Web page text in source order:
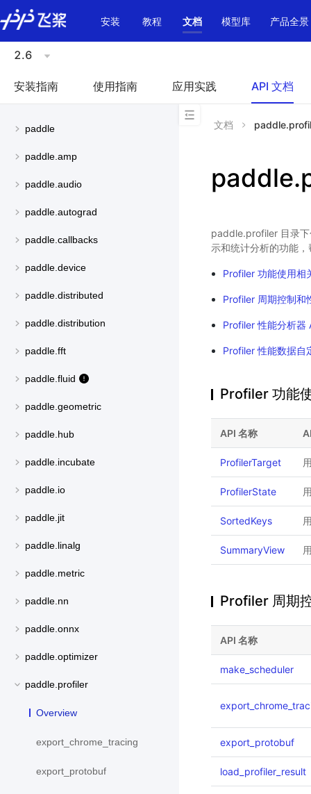
\u200E
安装
教程 文档 模型库 产品全景
2.6
安装指南 使用指南 应用实践 API 文档
paddle
paddle.amp
paddle.audio
paddle.autograd
paddle.callbacks
paddle.device
paddle.distributed
paddle.distribution
paddle.fft
paddle.fluid
paddle.geometric
paddle.hub
paddle.incubate
paddle.io
paddle.jit
paddle.linalg
paddle.metric
paddle.nn
paddle.onnx
paddle.optimizer
paddle.profiler
Overview
export_chrome_tracing
export_protobuf
文档
paddle.profiler 目录下
示和统计分析的功能
Profiler 功能使用相
Profiler 周期控制和
Profiler 性能分析器
Profiler 性能数据自
Profiler 功能
API 名称
ProfilerTarget
ProfilerState
SortedKeys
SummaryView
Profiler 周期
API 名称
make_scheduler
export_protobuf
load_profiler_result